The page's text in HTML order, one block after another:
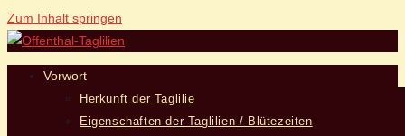
Zum Inhalt springen
Vorwort
Herkunft der Taglilie
Eigenschaften der Taglilien / Blütezeiten